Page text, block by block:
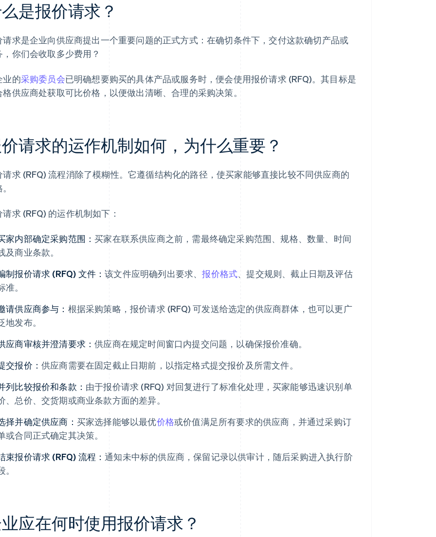
是报价请求？
请求是企业向供应商提出一个重要问题的正式方式：在确切条件下，交付这款确切产品或
，你们会收取多少费用？
业的采购委员会已明确想要购买的具体产品或服务时，便会使用报价请求 (RFQ)。其目标是
格供应商处获取可比价格，以便做出清晰、合理的采购决策。
请求的运作机制如何，为什么重要？
请求 (RFQ) 流程消除了模糊性。它遵循结构化的路径，使买家能够直接比较不同供应商的
请求 (RFQ) 的运作机制如下：
家内部确定采购范围：买家在联系供应商之前，需最终确定采购范围、规格、数量、时间
及商业条款。
制报价请求 (RFQ) 文件：该文件应明确列出要求、报价格式、提交规则、截止日期及评估
准。
请供应商参与： 根据采购策略，报价请求 (RFQ) 可发送给选定的供应商群体，也可以更广
地发布。
应商审核并澄清要求：供应商在规定时间窗口内提交问题，以确保报价准确。
交报价： 供应商需要在固定截止日期前，以指定格式提交报价及所需文件。
列比较报价和条款： 由于报价请求 (RFQ) 对回复进行了标准化处理，买家能够迅速识别单
、总价、交货期或商业条款方面的差异。
择并确定供应商： 买家选择能够以最优价格或价值满足所有要求的供应商，并通过采购订
或合同正式确定其决策。
束报价请求 (RFQ) 流程：通知未中标的供应商，保留记录以供审计，随后采购进入执行阶
。
应在何时使用报价请求？